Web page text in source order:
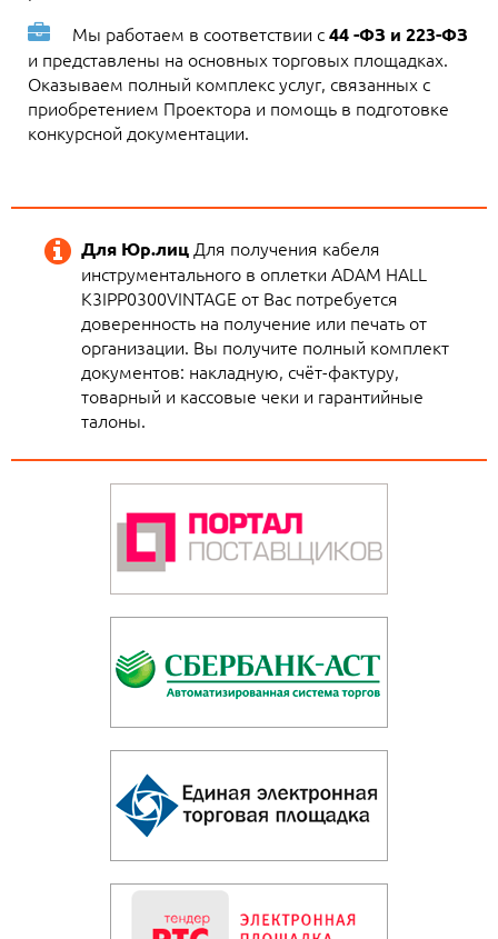
Мы работаем в соответствии с44 -ФЗ и 223-ФЗ
и представлены на основных торговых площадках.
Оказываем полный комплекс услуг, связанных с
приобретением Проектора и помощь в подготовке
конкурсной документации.
Для Юр.лицДля получения кабеля
инструментального в оплетки ADAM HALL
K3IPP0300VINTAGE от Вас потребуется
доверенность на получение или печать от
организации. Вы получите полный комплект
документов: накладную, счёт-фактуру,
товарный и кассовые чеки и гарантийные
талоны.